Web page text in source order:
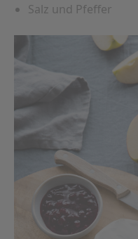
Salz und Pfeffer